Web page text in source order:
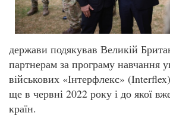
держави подякував Великій
партнерам за програму навчання
військових «Інтерфлекс»
ще в червні 2022 року і до якої
країн.